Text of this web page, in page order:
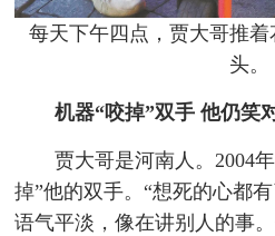
每天下午四点，贾大哥推
头。
机器“咬掉”双手 他仍笑
贾大哥是河南人。2004
掉”他的双手。“想死的心都
语气平淡，像在讲别人的事